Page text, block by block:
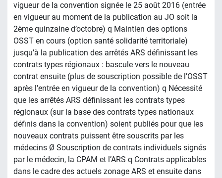
vigueur de la convention signée le 25 août 2016 (entrée
en vigueur au moment de la publication au JO soit la
2ème quinzaine d’octobre) q Maintien des options
OSST en cours (option santé solidarité territoriale)
jusqu’à la publication des arrêtés ARS définissant les
contrats types régionaux : bascule vers le nouveau
contrat ensuite (plus de souscription possible de l’OSST
après l’entrée en vigueur de la convention) q Nécessité
que les arrêtés ARS définissant les contrats types
régionaux (sur la base des contrats types nationaux
définis dans la convention) soient publiés pour que les
nouveaux contrats puissent être souscrits par les
médecins Ø Souscription de contrats individuels signés
par le médecin, la CPAM et l’ARS q Contrats applicables
dans le cadre des actuels zonage ARS et ensuite dans